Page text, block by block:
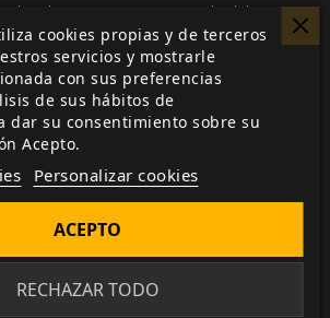
las metas que se desbloqueen
serán incluidas en la biblioteca
tu cuenta de Nosolorol.
la fecha, y a falta de la
las reservas de las tiendas, se han
siguientes metas gracias a tu
mapas (más de 60 páginas), una
y física para los niveles a partir de
por nuestro equipo, en formato
cookies propias y de terceros
servicios y mostrarle
con sus preferencias
de sus hábitos de
dar su consentimiento sobre su
Acepto.
Personalizar cookies
RECHAZAR TODO
ACEPTO